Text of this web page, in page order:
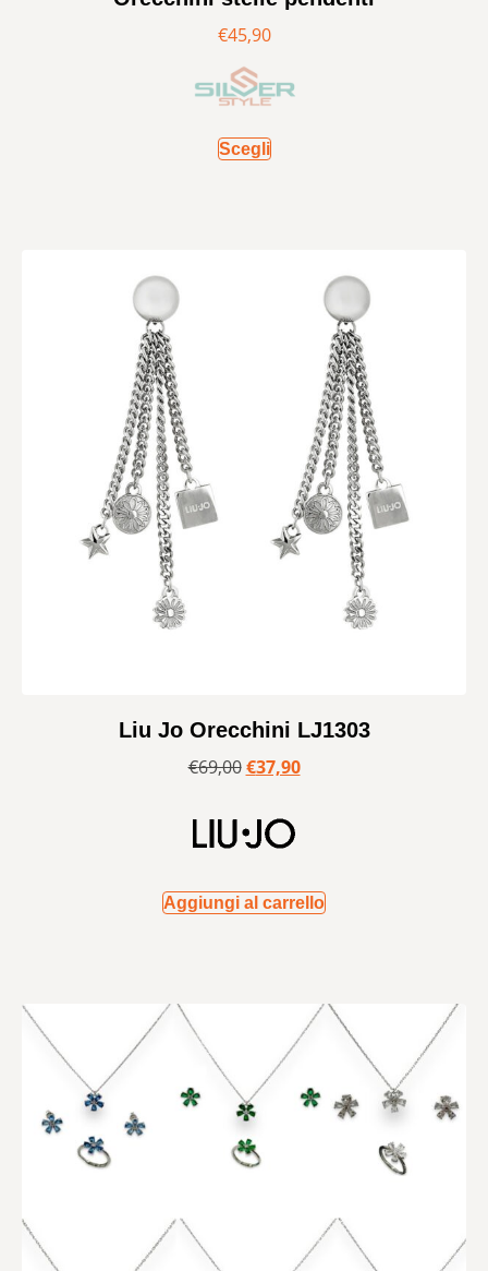
€45,90
Scegli
Liu Jo Orecchini LJ1303
€69,00 €37,90
Aggiungi al carrello